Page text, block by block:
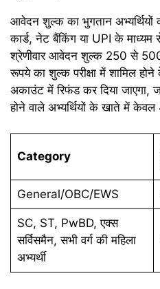
आवेदन शुल्क का भुगतान अभ्यर्थियों
कार्ड, नेट बैंकिंग या UPI के माध्यम
श्रेणीवार आवेदन शुल्क 250 से
रूपये का शुल्क परीक्षा में शामिल
अकाउंट में रिफंड कर दिया जाएगा,
होने वाले अभ्यर्थियों के खाते में
Category
General/OBC/EWS
SC, ST, PwBD, एक्स
सर्विसमैन, सभी वर्ग की महिला
अभ्यर्थी